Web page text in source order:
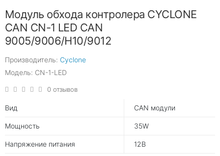
Модуль обхода контролера CYCLONE
CAN CN-1 LED CAN
9005/9006/H10/9012
Производитель: Cyclone
Модель: CN-1-LED
0 отзывов
Вид CAN модули
Мощность 35W
Напряжение питания 12В